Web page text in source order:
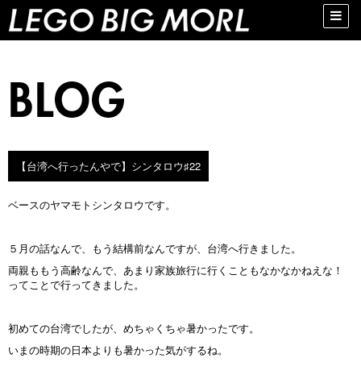
Toggle
【台湾へ行ったんやで】シンタロウ♯22
ベースのヤマモトシンタロウです。
５月の話なんで、もう結構前なんですが、台湾へ行きました。
両親ももう高齢なんで、あまり家族旅行に行くこともなかなかねえな！
ってことで行ってきました。
初めての台湾でしたが、めちゃくちゃ暑かったです。
いまの時期の日本よりも暑かった気がするね。